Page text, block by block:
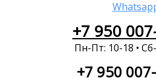
+7 950
Пн-Пт: 10-18 •
+7 950